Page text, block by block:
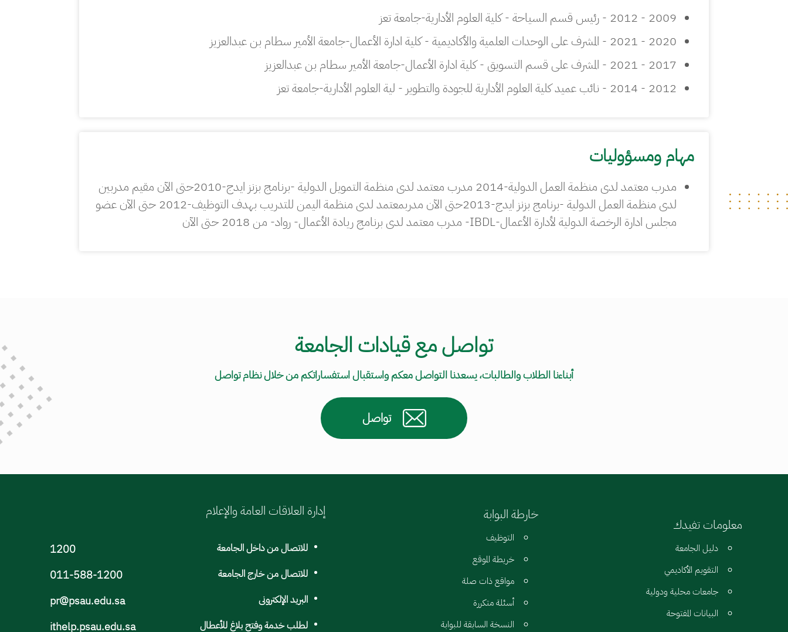
2009 - 2012 - رئيس قسم السياحة - كلية العلوم الأدارية-جامعة تعز
2020 - 2021 - المشرف على الوحدات العلمية والأكاديمية - كلية ادارة الأعمال-جامعة الأمير سطام بن عبدالعزيز
2017 - 2021 - المشرف على قسم التسويق - كلية ادارة الأعمال-جامعة الأمير سطام بن عبدالعزيز
2012 - 2014 - نائب عميد كلية العلوم الأدارية للجودة والتطوير - لية العلوم الأدارية-جامعة تعز
مهام ومسؤوليات
مدرب معتمد لدى منظمة العمل الدولية-2014 مدرب معتمد لدى منظمة التمويل الدولية -برنامج بزنز ايدج-2010حتى الآن مقيم مدربين
لدى منظمة العمل الدولية -برنامج بزنز ايدج-2013حتى الآن مدربمعتمد لدى منظمة اليمن للتدريب بهدف التوظيف-2012 حتى الآن عضو
مجلس ادارة الرخصة الدولية لأدارة الأعمال-IBDL- مدرب معتمد لدى برنامج ريادة الأعمال- رواد- من 2018 حتى الآن
تواصل مع قيادات الجامعة
أبناءنا الطلاب والطالبات، يسعدنا التواصل معكم واستقبال استفساراتكم من خلال نظام تواصل
تواصل
معلومات تفيدك
دليل الجامعة
التقويم الأكاديمي
جامعات محلية ودولية
البيانات المفتوحة
خارطة البوابة
التوظيف
خريطة الموقع
مواقع ذات صلة
أسئلة متكررة
النسخة السابقة للبوابة
إدارة العلاقات العامة والإعلام
للاتصال من داخل الجامعة 1200
للاتصال من خارج الجامعة 011-588-1200
البريد الإلكترونى pr@psau.edu.sa
لطلب خدمة وفتح بلاغ للأعطال ithelp.psau.edu.sa